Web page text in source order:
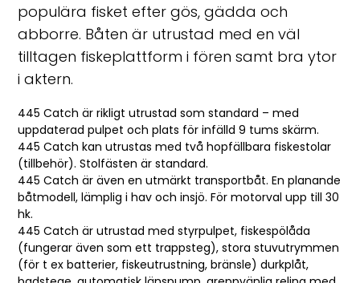
populära fisket efter gös, gädda och
abborre. Båten är utrustad med en väl
tilltagen fiskeplattform i fören samt bra ytor
i aktern.
445 Catch är rikligt utrustad som standard – med
uppdaterad pulpet och plats för infälld 9 tums skärm.
445 Catch kan utrustas med två hopfällbara fiskestolar
(tillbehör). Stolfästen är standard.
445 Catch är även en utmärkt transportbåt. En planande
båtmodell, lämplig i hav och insjö. För motorval upp till 30
hk.
445 Catch är utrustad med styrpulpet, fiskespölåda
(fungerar även som ett trappsteg), stora stuvutrymmen
(för t ex batterier, fiskeutrustning, bränsle) durkplåt,